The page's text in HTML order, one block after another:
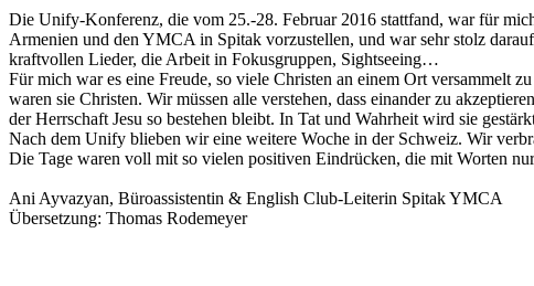
Die Unify-Konferenz, die vom 25.-28. Februar 2016 stattfand, war für
Armenien und den YMCA in Spitak vorzustellen, und war sehr stolz
kraftvollen Lieder, die Arbeit in Fokusgruppen, Sightseeing…
Für mich war es eine Freude, so viele Christen an einem Ort versammelt
waren sie Christen. Wir müssen alle verstehen, dass einander zu
der Herrschaft Jesu so bestehen bleibt. In Tat und Wahrheit wird sie
Nach dem Unify blieben wir eine weitere Woche in der Schweiz. Wir
Die Tage waren voll mit so vielen positiven Eindrücken, die mit Worten
Ani Ayvazyan, Büroassistentin & English Club-Leiterin Spitak YMCA
Übersetzung: Thomas Rodemeyer